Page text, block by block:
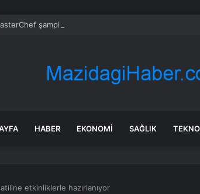
şampiyonu Eren’in cenazesinde duygusal
HABER EKONOMI SAĞLIK
etkinliklerle hazırlanıyor